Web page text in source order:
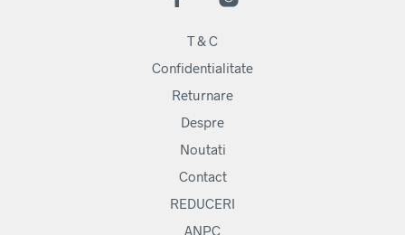
T & C
Confidentialitate
Returnare
Despre
Noutati
Contact
REDUCERI
ANPC